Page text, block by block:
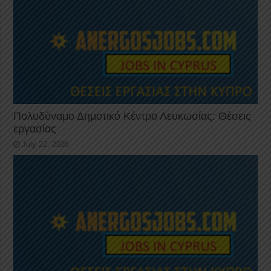
Πολυδύναμο Δημοτικό Κέντρο Λευκωσίας: Θέσεις
εργασίας
July 22, 2026